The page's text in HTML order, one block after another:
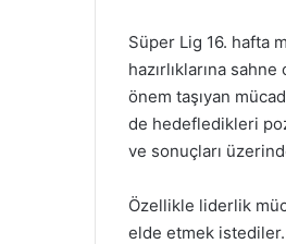
Süper Lig 16. hafta
hazırlıklarına
önem taşıyan
de hedefledikleri
ve sonuçları
Özellikle liderlik
elde etmek